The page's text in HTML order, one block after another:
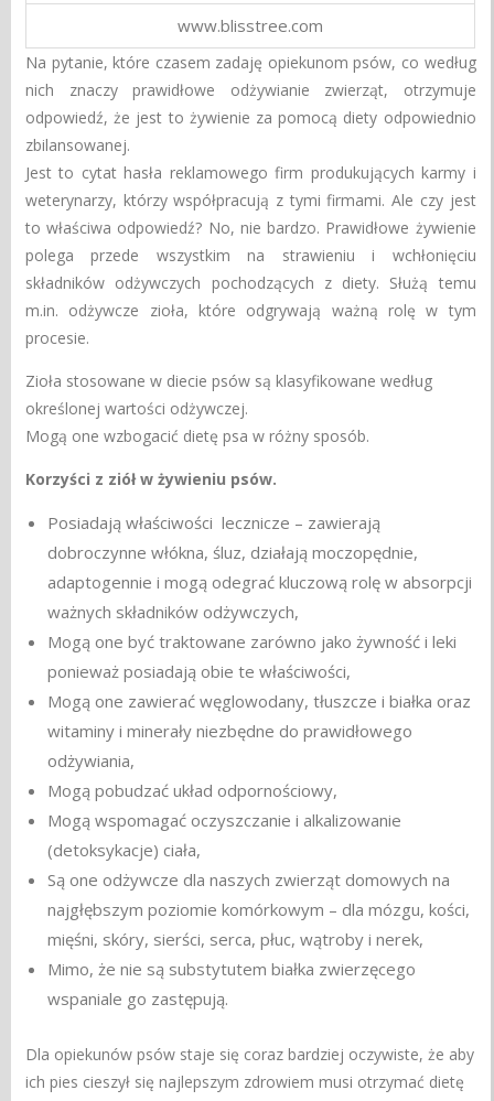
www.blisstree.com
Na pytanie, które czasem zadaję opiekunom psów, co według
nich znaczy prawidłowe odżywianie zwierząt, otrzymuje
odpowiedź, że jest to żywienie za pomocą diety odpowiednio
zbilansowanej.
Jest to cytat hasła reklamowego firm produkujących karmy i
weterynarzy, którzy współpracują z tymi firmami. Ale czy jest
to właściwa odpowiedź? No, nie bardzo. Prawidłowe żywienie
polega przede wszystkim na strawieniu i wchłonięciu
składników odżywczych pochodzących z diety. Służą temu
m.in. odżywcze zioła, które odgrywają ważną rolę w tym
procesie.
Zioła stosowane w diecie psów są klasyfikowane według
określonej wartości odżywczej.
Mogą one wzbogacić dietę psa w różny sposób.
Korzyści z ziół w żywieniu psów.
Posiadają właściwości lecznicze – zawierają
dobroczynne włókna, śluz, działają moczopędnie,
adaptogennie i mogą odegrać kluczową rolę w absorpcji
ważnych składników odżywczych,
Mogą one być traktowane zarówno jako żywność i leki
ponieważ posiadają obie te właściwości,
Mogą one zawierać węglowodany, tłuszcze i białka oraz
witaminy i minerały niezbędne do prawidłowego
odżywiania,
Mogą pobudzać układ odpornościowy,
Mogą wspomagać oczyszczanie i alkalizowanie
(detoksykacje) ciała,
Są one odżywcze dla naszych zwierząt domowych na
najgłębszym poziomie komórkowym – dla mózgu, kości,
mięśni, skóry, sierści, serca, płuc, wątroby i nerek,
Mimo, że nie są substytutem białka zwierzęcego
wspaniale go zastępują.
Dla opiekunów psów staje się coraz bardziej oczywiste, że aby
ich pies cieszył się najlepszym zdrowiem musi otrzymać dietę